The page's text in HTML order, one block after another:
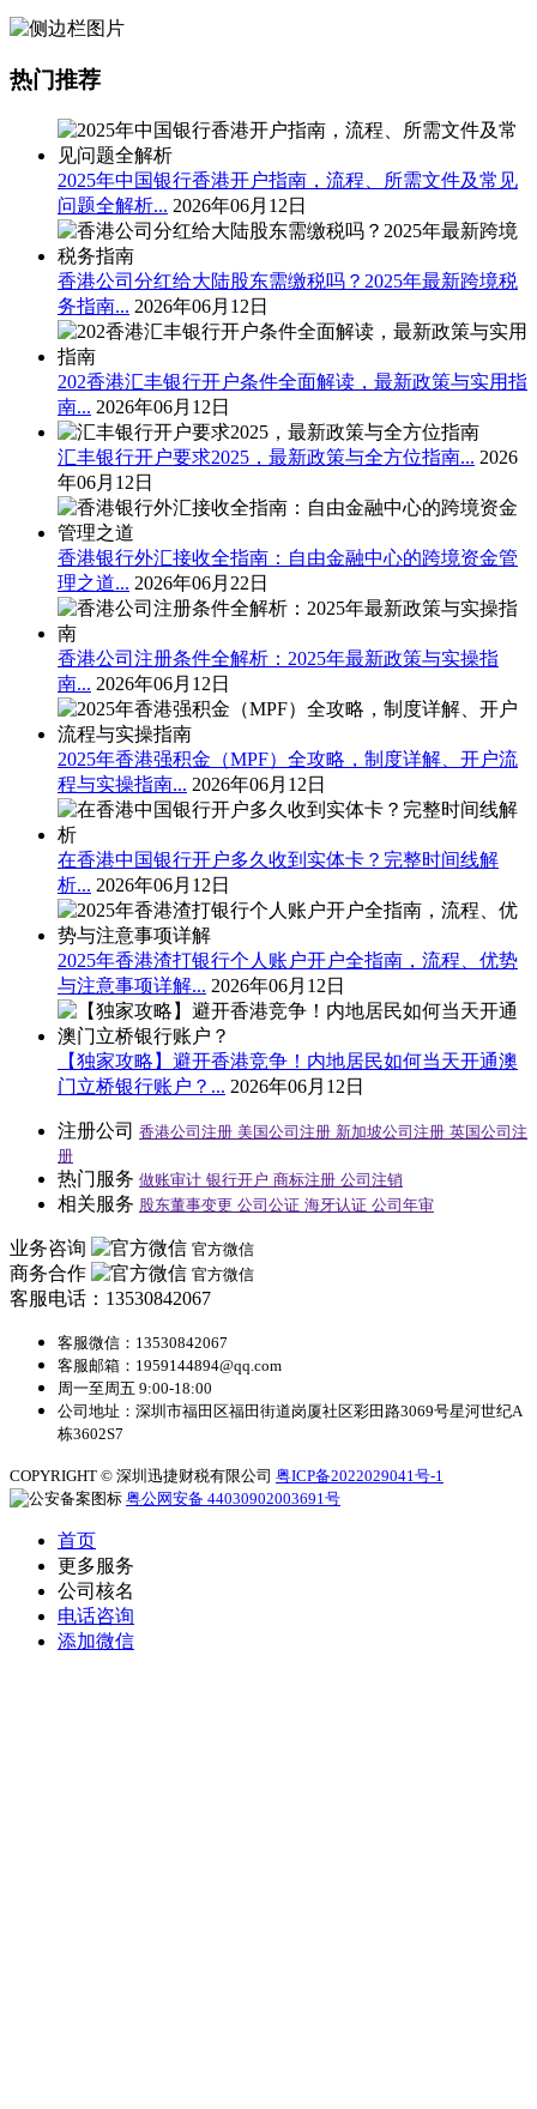
热门推荐
2025年中国银行香港开户指南，流程、所需文件及常见
问题全解析... 2026年06月12日
香港公司分红给大陆股东需缴税吗？2025年最新跨境税
务指南... 2026年06月12日
202香港汇丰银行开户条件全面解读，最新政策与实用指
南... 2026年06月12日
汇丰银行开户要求2025，最新政策与全方位指南... 2026
年06月12日
香港银行外汇接收全指南：自由金融中心的跨境资金管
理之道... 2026年06月22日
香港公司注册条件全解析：2025年最新政策与实操指
南... 2026年06月12日
2025年香港强积金（MPF）全攻略，制度详解、开户流
程与实操指南... 2026年06月12日
在香港中国银行开户多久收到实体卡？完整时间线解
析... 2026年06月12日
2025年香港渣打银行个人账户开户全指南，流程、优势
与注意事项详解... 2026年06月12日
【独家攻略】避开香港竞争！内地居民如何当天开通澳
门立桥银行账户？... 2026年06月12日
注册公司 香港公司注册 美国公司注册 新加坡公司注册 英国公司注
册
热门服务 做账审计 银行开户 商标注册 公司注销
相关服务 股东董事变更 公司公证 海牙认证 公司年审
业务咨询 官方微信
商务合作 官方微信
客服电话：13530842067
客服微信：13530842067
客服邮箱：1959144894@qq.com
周一至周五 9:00-18:00
公司地址：深圳市福田区福田街道岗厦社区彩田路3069号星河世纪A
栋3602S7
COPYRIGHT © 深圳迅捷财税有限公司 粤ICP备2022029041号-1
粤公网安备 44030902003691号
首页
更多服务
公司核名
电话咨询
添加微信